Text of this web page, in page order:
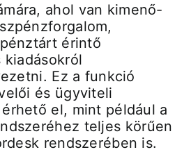
ahol van kimenő-
érintő
Ez a funkció
és ügyviteli
el, mint például a
teljes körűen
rendszerében is.